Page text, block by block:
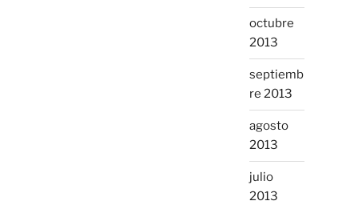
octubre
2013
septiemb
re 2013
agosto
2013
julio
2013